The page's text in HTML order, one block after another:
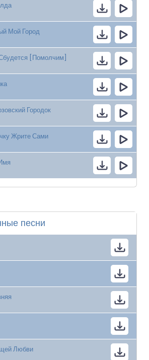
Мой Город
[Помолчим]
Городок
Жрите Сами
песни
Любви